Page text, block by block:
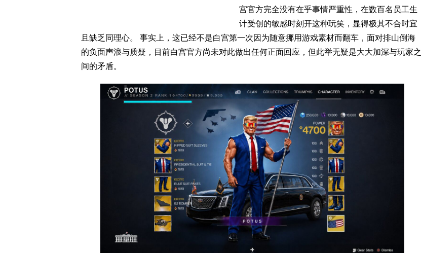
宫官方完全没有在乎事情严重性，在数百名员工生
计受创的敏感时刻开这种玩笑，显得极其不合时宜
且缺乏同理心。 事实上，这已经不是白宫第一次因为随意挪用游戏素材而翻车，面对排山倒海
的负面声浪与质疑，目前白宫官方尚未对此做出任何正面回应，但此举无疑是大大加深与玩家之
间的矛盾。